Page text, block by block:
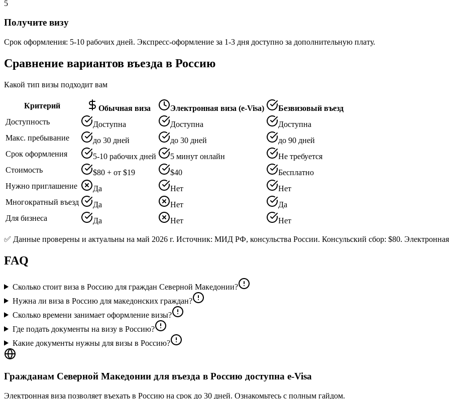
5
Получите визу
Срок оформления: 5-10 рабочих дней. Экспресс-оформление за 1-3 дня доступно за дополнительную плату.
Сравнение вариантов въезда в Россию
Какой тип визы подходит вам
Критерий Обычная виза Электронная виза (e-Visa)
Безвизовый въезд
Доступность
Доступна Доступна
Доступна
Макс. пребывание
до 30 дней до 30 дней
до 90 дней
Срок оформления
5-10 рабочих дней 5 минут онлайн
Не требуется
Стоимость
$80 + от $19 $40
Бесплатно
Нужно приглашение
Да Нет
Нет
Многократный въезд
Да Нет
Да
Для бизнеса
Да Нет Нет
✅ Данные проверены и актуальны на май 2026 г. Источник: МИД РФ, консульства России. Консульский сбор: $80. Электронная
FAQ
Сколько стоит виза в Россию для граждан Северной Македонии?
Нужна ли виза в Россию для македонских граждан?
Сколько времени занимает оформление визы?
Где подать документы на визу в Россию?
Какие документы нужны для визы в Россию?
Гражданам Северной Македонии для въезда в Россию доступна e-Visa
Электронная виза позволяет въехать в Россию на срок до 30 дней. Ознакомьтесь с полным гайдом.